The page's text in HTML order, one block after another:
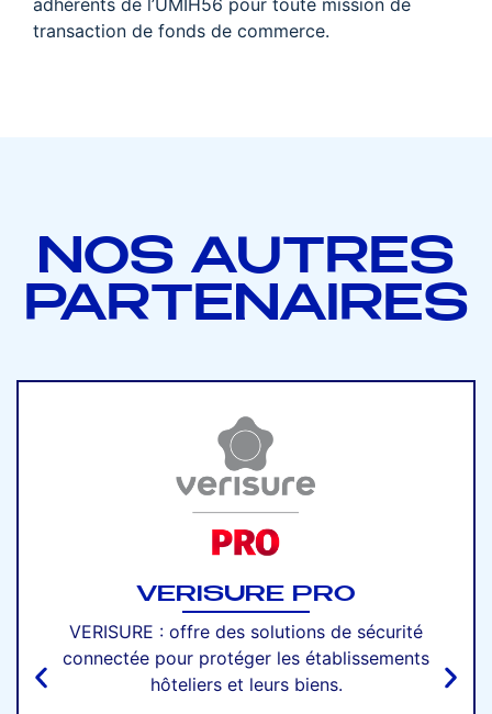
adhérents de l’UMIH56 pour toute mission de
transaction de fonds de commerce.
NOS AUTRES
PARTENAIRES
VERISURE PRO
VERISURE : offre des solutions de sécurité
connectée pour protéger les établissements
hôteliers et leurs biens.